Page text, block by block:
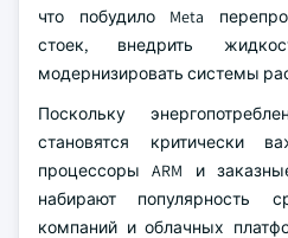
что побудило Meta
стоек, внедрить
модернизировать системы
Поскольку
становятся критически
процессоры ARM и
набирают популярность
компаний и облачных